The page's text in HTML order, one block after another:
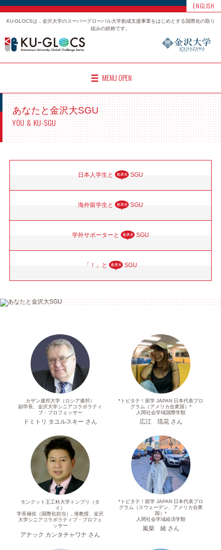
ENGLISH
KU-GLOCSは，金沢大学のスーパーグローバル大学創成支援事業をはじめとする国際化の取り
組みの総称です。
MENU OPEN
あなたと金沢大SGU
YOU & KU-SGU
日本人学生と SGU
海外留学生と SGU
学外サポーターと SGU
「！」と SGU
カザン連邦大学（ロシア連邦）
副学長、金沢大学シニアコラボラティ
ブ・プロフェッサー
ドミトリ タユルスキー さん
*トビタテ！留学 JAPAN 日本代表プロ
グラム（アメリカ合衆国）*
人間社会学域国際学類
広江 琉花 さん
モンクット王工科大学トンブリ（タ
イ）
学長補佐（国際化担当）, 准教授、金沢
大学シニアコラボラティブ・プロフェ
ッサー
アナック カンタチャワナ さん
*トビタテ！留学 JAPAN 日本代表プロ
グラム（スウェーデン、アメリカ合衆
国）*
人間社会学域経済学類
嵐柴 綾 さん